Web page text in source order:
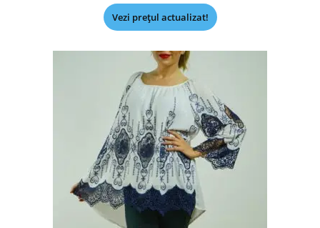
Vezi prețul actualizat!